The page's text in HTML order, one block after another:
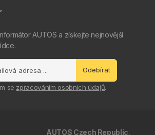
AUTOS a získejte nejnovější
Odebírat
se zpracováním osobních údajů.
AUTOS Czech Republic,